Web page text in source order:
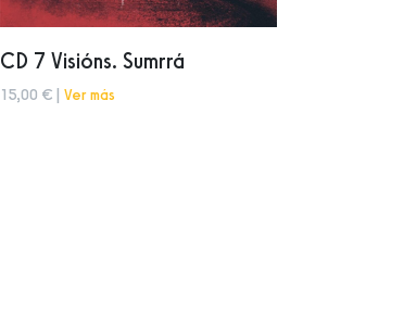
CD 7 Visións. Sumrrá
15,00 € | Ver más